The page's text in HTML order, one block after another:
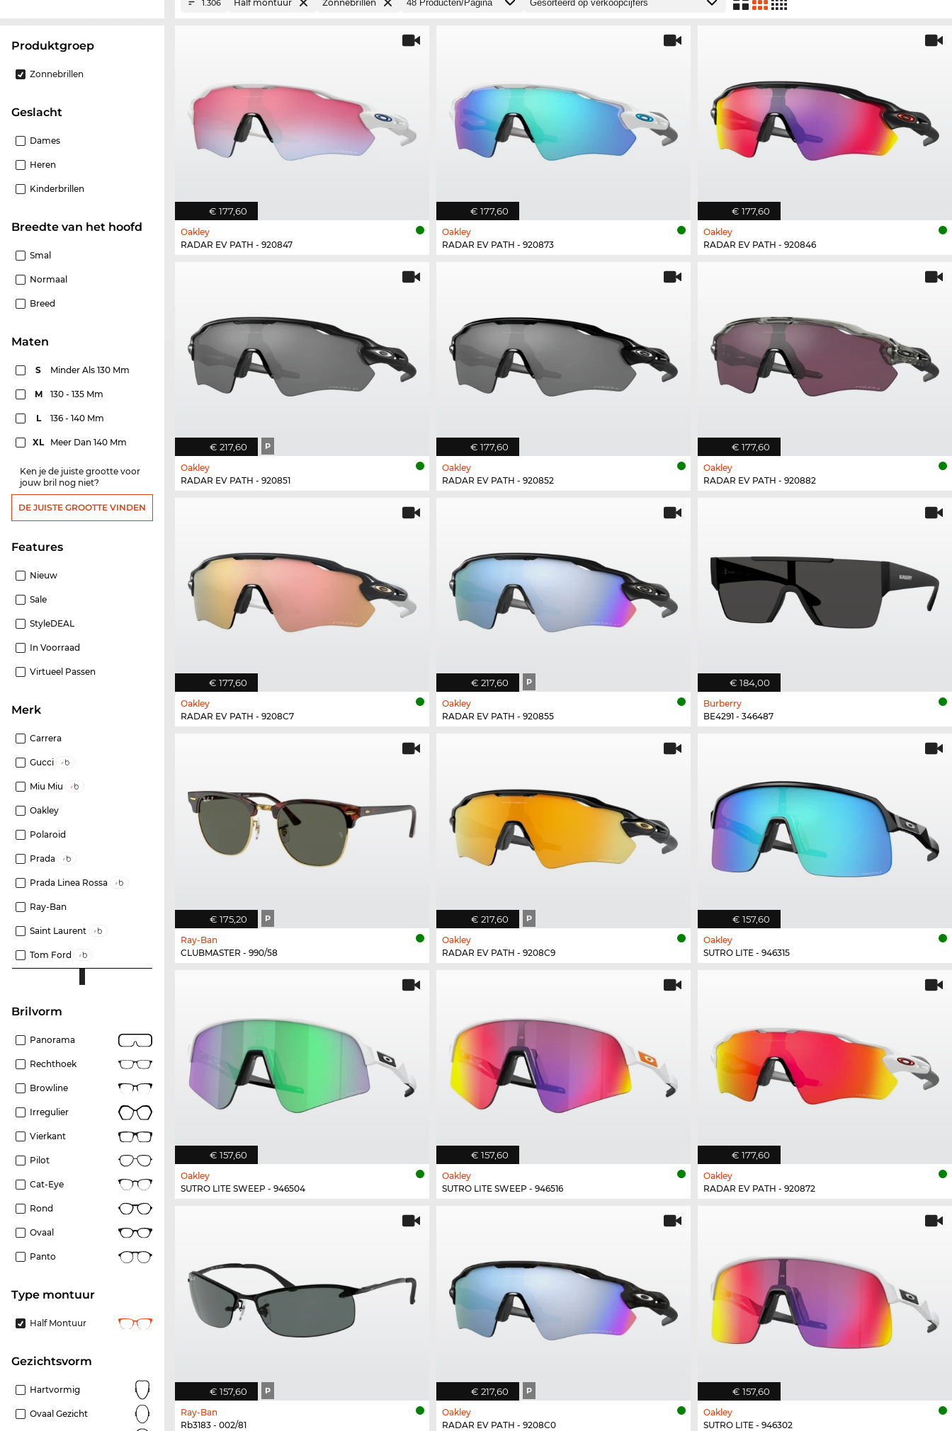
Produktgroep
Zonnebrillen
Geslacht
Dames
Heren
Kinderbrillen
Breedte van het hoofd
Smal
Normaal
Breed
Maten
S Minder Als 130 Mm
M 130 - 135 Mm
L 136 - 140 Mm
XL Meer Dan 140 Mm
Ken je de juiste grootte voor
jouw bril nog niet?
DE JUISTE GROOTTE VINDEN
features
Nieuw
Sale
StyleDEAL
In Voorraad
Virtueel Passen
Merk
Carrera
Gucci
Miu Miu
Oakley
Polaroid
Prada
Prada Linea Rossa
Ray-Ban
Saint Laurent
Tom Ford
Brilvorm
Panorama
Rechthoek
Browline
Irregulier
Vierkant
Pilot
Cat-Eye
Rond
Ovaal
Panto
Type montuur
Half Montuur
Gezichtsvorm
Hartvormig
Ovaal Gezicht
1.306 Half montuur Zonnebrillen
€ 177,60
Oakley
RADAR EV PATH - 920847
€ 177,60
Oakley
RADAR EV PATH - 920873
€ 177,60
Oakley
RADAR EV PATH - 920846
€ 217,60 P
Oakley
RADAR EV PATH - 920851
€ 177,60
Oakley
RADAR EV PATH - 920852
€ 177,60
Oakley
RADAR EV PATH - 920882
€ 177,60
Oakley
RADAR EV PATH - 9208C7
€ 217,60 P
Oakley
RADAR EV PATH - 920855
€ 184,00
Burberry
BE4291 - 346487
€ 175,20 P
Ray-Ban
CLUBMASTER - 990/58
€ 217,60 P
Oakley
RADAR EV PATH - 9208C9
€ 157,60
Oakley
SUTRO LITE - 946315
€ 157,60
Oakley
SUTRO LITE SWEEP - 946504
€ 157,60
Oakley
SUTRO LITE SWEEP - 946516
€ 177,60
Oakley
RADAR EV PATH - 920872
€ 157,60 P
Ray-Ban
Rb3183 - 002/81
€ 217,60 P
Oakley
RADAR EV PATH - 9208C0
€ 157,60
Oakley
SUTRO LITE - 946302